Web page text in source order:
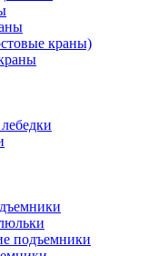
краны)
подъемники